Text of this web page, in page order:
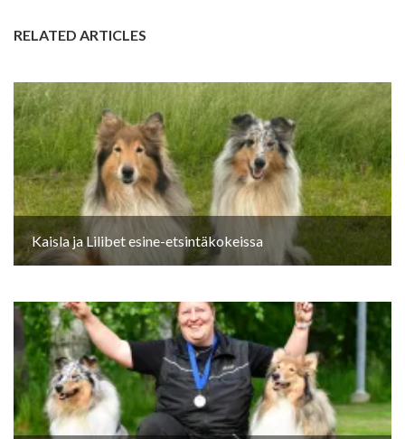
RELATED ARTICLES
Kaisla ja Lilibet esine-etsintäkokeissa